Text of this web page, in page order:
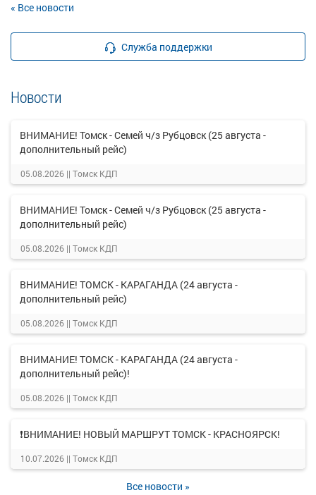
« Все новости
Служба поддержки
Новости
ВНИМАНИЕ! Томск - Семей ч/з Рубцовск (25 августа -
дополнительный рейс)
05.08.2026 || Томск КДП
ВНИМАНИЕ! Томск - Семей ч/з Рубцовск (25 августа -
дополнительный рейс)
05.08.2026 || Томск КДП
ВНИМАНИЕ! ТОМСК - КАРАГАНДА (24 августа -
дополнительный рейс)
05.08.2026 || Томск КДП
ВНИМАНИЕ! ТОМСК - КАРАГАНДА (24 августа -
дополнительный рейс)!
05.08.2026 || Томск КДП
❗ВНИМАНИЕ! НОВЫЙ МАРШРУТ ТОМСК - КРАСНОЯРСК!
10.07.2026 || Томск КДП
Все новости »